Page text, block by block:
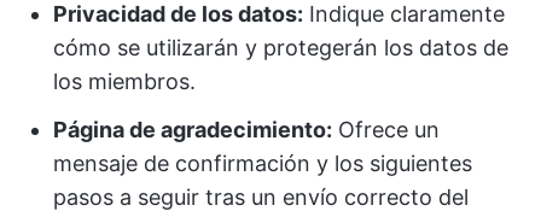
Privacidad de los datos: Indique claramente
cómo se utilizarán y protegerán los datos de
los miembros.
Página de agradecimiento: Ofrece un
mensaje de confirmación y los siguientes
pasos a seguir tras un envío correcto del